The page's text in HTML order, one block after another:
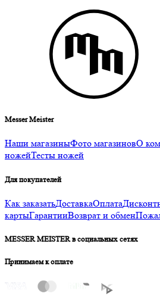
Messer Meister
Наши магазиныФото магазиновО
ножейТесты ножей
Для покупателей
Как заказатьДоставкаОплата
картыГарантииВозврат и обмен
MESSER MEISTER в социальных сетях
Принимаем к оплате